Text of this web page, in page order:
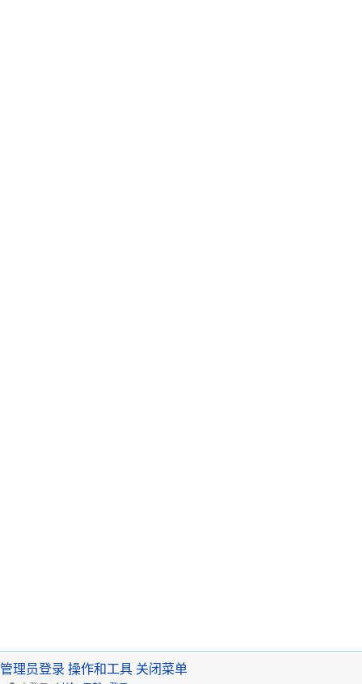
管理员登录 操作和工具 关闭菜单